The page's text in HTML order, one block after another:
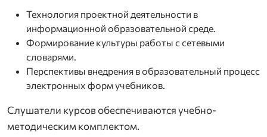
Технология проектной деятельности в
информационной образовательной среде.
Формирование культуры работы с сетевыми
словарями.
Перспективы внедрения в образовательный процесс
электронных форм учебников.
Слушатели курсов обеспечиваются учебно-
методическим комплектом.